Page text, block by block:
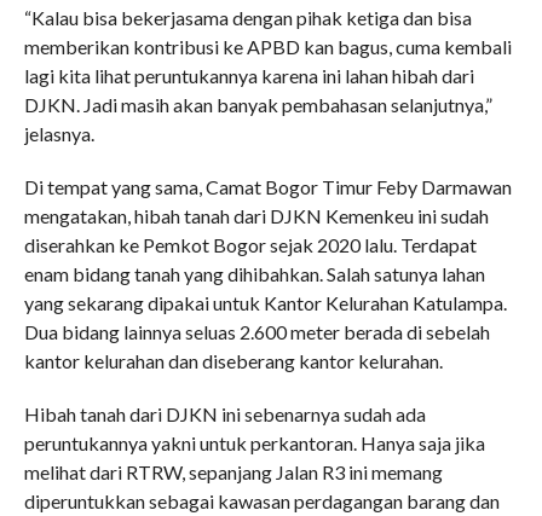
“Kalau bisa bekerjasama dengan pihak ketiga dan bisa
memberikan kontribusi ke APBD kan bagus, cuma kembali
lagi kita lihat peruntukannya karena ini lahan hibah dari
DJKN. Jadi masih akan banyak pembahasan selanjutnya,”
jelasnya.
Di tempat yang sama, Camat Bogor Timur Feby Darmawan
mengatakan, hibah tanah dari DJKN Kemenkeu ini sudah
diserahkan ke Pemkot Bogor sejak 2020 lalu. Terdapat
enam bidang tanah yang dihibahkan. Salah satunya lahan
yang sekarang dipakai untuk Kantor Kelurahan Katulampa.
Dua bidang lainnya seluas 2.600 meter berada di sebelah
kantor kelurahan dan diseberang kantor kelurahan.
Hibah tanah dari DJKN ini sebenarnya sudah ada
peruntukannya yakni untuk perkantoran. Hanya saja jika
melihat dari RTRW, sepanjang Jalan R3 ini memang
diperuntukkan sebagai kawasan perdagangan barang dan